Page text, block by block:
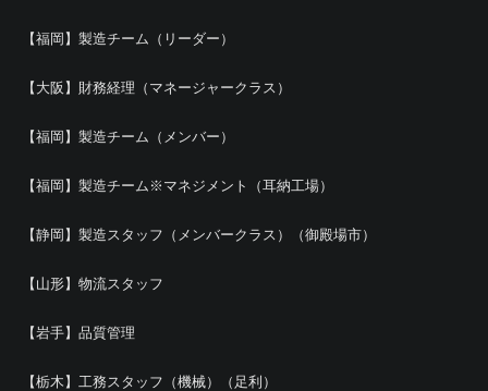
【福岡】製造チーム（リーダー）
【大阪】財務経理（マネージャークラス）
【福岡】製造チーム（メンバー）
【福岡】製造チーム※マネジメント（耳納工場）
【静岡】製造スタッフ（メンバークラス）（御殿場市）
【山形】物流スタッフ
【岩手】品質管理
【栃木】工務スタッフ（機械）（足利）